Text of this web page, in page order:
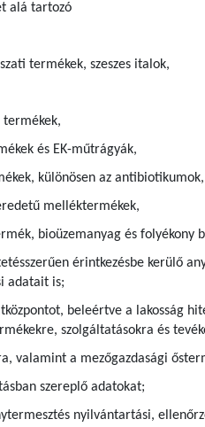
alá tartozó
termékek, szeszes italok,
termékek,
és EK-műtrágyák,
különösen az antibiotikumok,
melléktermékek,
bioüzemanyag és folyékony
érintkezésbe kerülő
adatait is;
beleértve a lakosság
szolgáltatásokra és
valamint a mezőgazdasági
szereplő adatokat;
nyilvántartási,